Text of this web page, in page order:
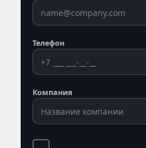
Телефон
Компания